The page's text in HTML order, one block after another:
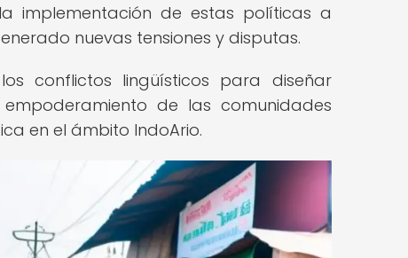
implementación de estas políticas a
nuevas tensiones y disputas.
conflictos lingüísticos para diseñar
de las comunidades
en el ámbito IndoArio.